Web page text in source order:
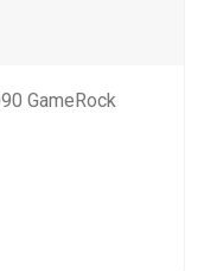
GameRock